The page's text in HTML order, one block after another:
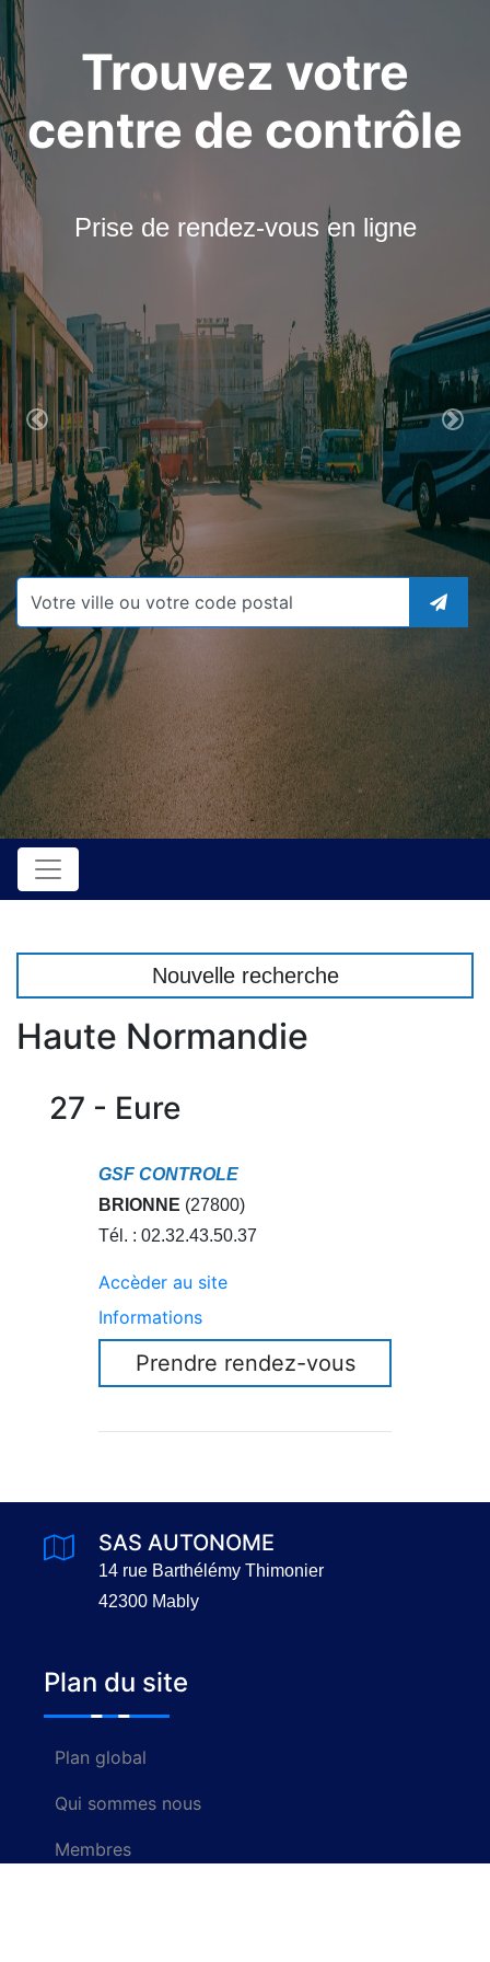
Trouvez votre
centre de contrôle
Prise de rendez-vous en ligne
Previous Next
Nouvelle recherche
Haute Normandie
27 - Eure
GSF CONTROLE
BRIONNE (27800)
Tél. : 02.32.43.50.37
Accèder au site
Informations
Prendre rendez-vous
SAS AUTONOME
14 rue Barthélémy Thimonier
42300 Mably
Plan du site
Plan global
Qui sommes nous
Membres